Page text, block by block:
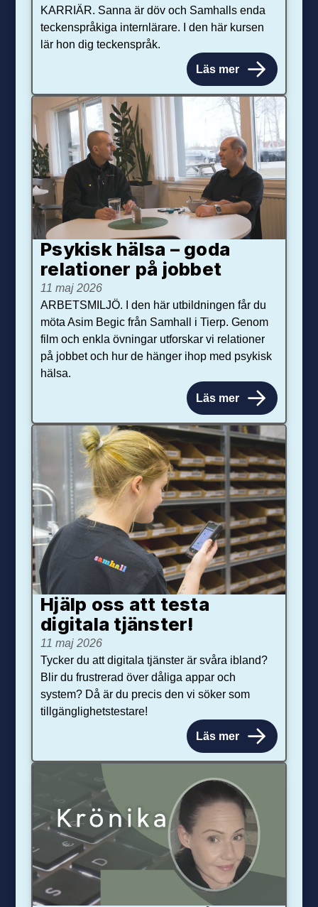
KARRIÄR. Sanna är döv och Samhalls enda
teckenspråkiga internlärare. I den här kursen
lär hon dig teckenspråk.
Läs mer
Psykisk hälsa – goda
relationer på jobbet
11 maj 2026
ARBETSMILJÖ. I den här utbildningen får du
möta Asim Begic från Samhall i Tierp. Genom
film och enkla övningar utforskar vi relationer
på jobbet och hur de hänger ihop med psykisk
hälsa.
Läs mer
Hjälp oss att testa
digitala tjänster!
11 maj 2026
Tycker du att digitala tjänster är svåra ibland?
Blir du frustrerad över dåliga appar och
system? Då är du precis den vi söker som
tillgänglighetstestare!
Läs mer